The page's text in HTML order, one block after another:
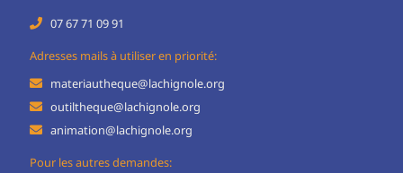
07 67 71 09 91
Adresses mails à utiliser en priorité:
materiautheque@lachignole.org
outiltheque@lachignole.org
animation@lachignole.org
Pour les autres demandes: